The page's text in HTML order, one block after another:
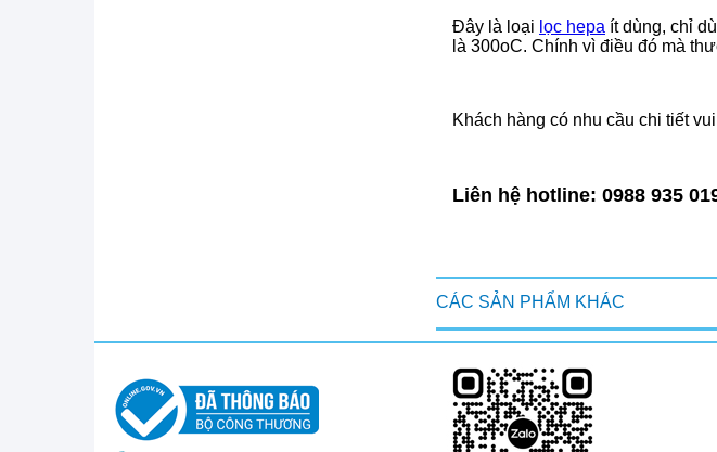
Đây là loại lọc hepa ít dùng, chỉ
là 300oC. Chính vì điều đó mà
Khách hàng có nhu cầu chi tiết
Liên hệ hotline: 0988 935
CÁC SẢN PHẨM KHÁC